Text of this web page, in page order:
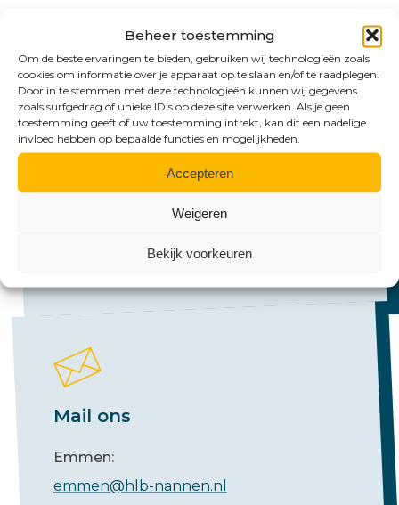
Beheer toestemming
Om de beste ervaringen te bieden, gebruiken wij technologieën zoals
cookies om informatie over je apparaat op te slaan en/of te raadplegen.
Door in te stemmen met deze technologieën kunnen wij gegevens
zoals surfgedrag of unieke ID's op deze site verwerken. Als je geen
toestemming geeft of uw toestemming intrekt, kan dit een nadelige
invloed hebben op bepaalde functies en mogelijkheden.
Accepteren
Weigeren
Bekijk voorkeuren
Bel ons
+31 (0)591 61 23 77
+31 (0)50 526 65 33
Mail ons
Emmen:
emmen@hlb-nannen.nl